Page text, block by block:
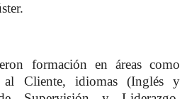
formación en áreas como
Cliente, idiomas (Inglés y